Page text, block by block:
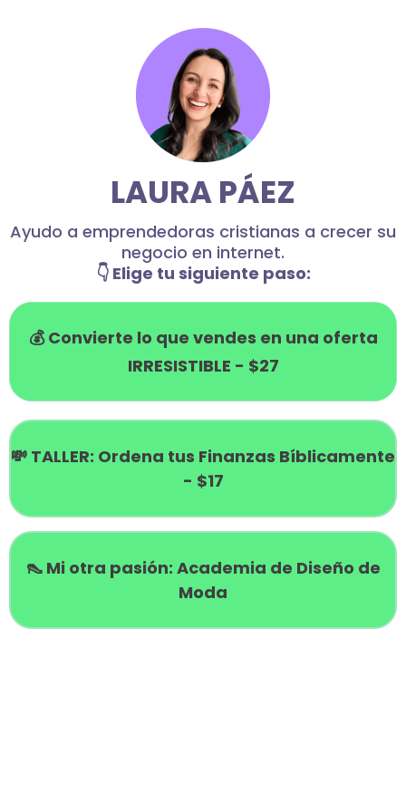
LAURA PÁEZ
Ayudo a emprendedoras cristianas a crecer su
negocio en internet.
👇 Elige tu siguiente paso:
💰 Convierte lo que vendes en una oferta
IRRESISTIBLE - $27
💸 TALLER: Ordena tus Finanzas Bíblicamente
- $17
👠 Mi otra pasión: Academia de Diseño de
Moda